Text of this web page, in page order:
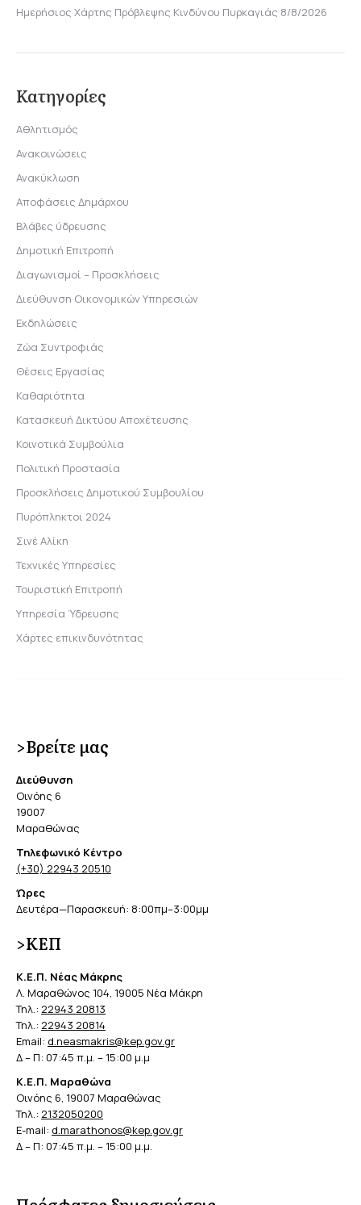
Ημερήσιος Χάρτης Πρόβλεψης Κινδύνου Πυρκαγιάς 8/8/2026
Κατηγορίες
Αθλητισμός
Ανακοινώσεις
Ανακύκλωση
Αποφάσεις Δημάρχου
Βλάβες ύδρευσης
Δημοτική Επιτροπή
Διαγωνισμοί – Προσκλήσεις
Διεύθυνση Οικονομικών Υπηρεσιών
Εκδηλώσεις
Ζώα Συντροφιάς
Θέσεις Εργασίας
Καθαριότητα
Κατασκευή Δικτύου Αποχέτευσης
Κοινοτικά Συμβούλια
Πολιτική Προστασία
Προσκλήσεις Δημοτικού Συμβουλίου
Πυρόπληκτοι 2024
Σινέ Αλίκη
Τεχνικές Υπηρεσίες
Τουριστική Επιτροπή
Υπηρεσία Ύδρευσης
Χάρτες επικινδυνότητας
>Βρείτε μας
Διεύθυνση
Οινόης 6
19007
Μαραθώνας
Τηλεφωνικό Κέντρο
(+30) 22943 20510
Ώρες
Δευτέρα—Παρασκευή: 8:00πμ–3:00μμ
>ΚΕΠ
Κ.Ε.Π. Νέας Μάκρης
Λ. Μαραθώνος 104, 19005 Νέα Μάκρη
Τηλ.: 22943 20813
Τηλ.: 22943 20814
Email: d.neasmakris@kep.gov.gr
Δ – Π: 07:45 π.μ. – 15:00 μ.μ
Κ.Ε.Π. Μαραθώνα
Οινόης 6, 19007 Μαραθώνας
Τηλ.: 2132050200
E-mail: d.marathonos@kep.gov.gr
Δ – Π: 07:45 π.μ. – 15:00 μ.μ.